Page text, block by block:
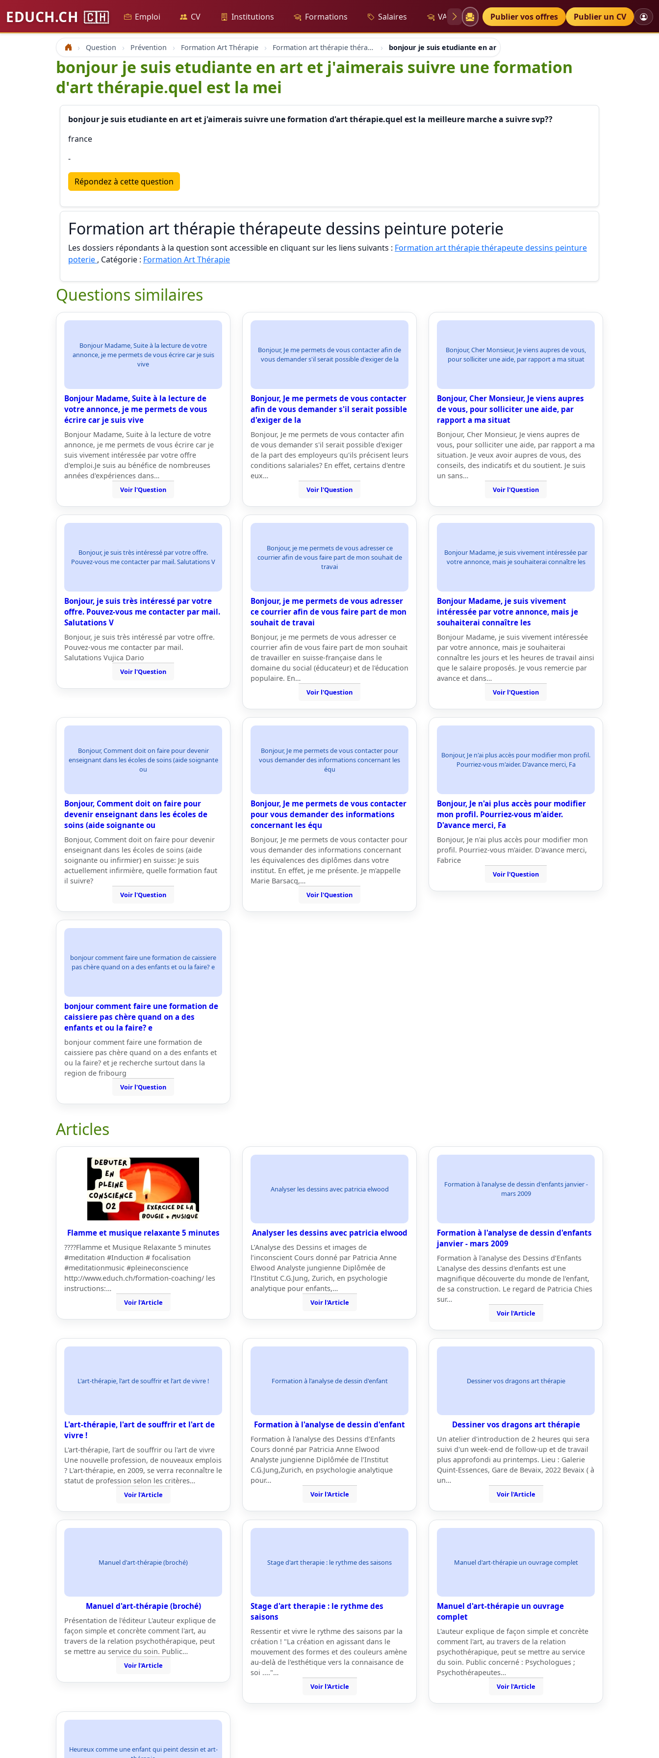
EDUCH.CH 🇨🇭 Emploi CV Institutions Formations Salaires VAE Diplômes Petites annonces
Publier vos offres Publier un CV
Accueil Question Prévention Formation Art Thérapie Formation art thérapie thérapeute dessins peinture poterie bonjour je suis etudiante en art et j'aimerais suivre une formation d'art
bonjour je suis etudiante en art et j'aimerais suivre une formation
d'art thérapie.quel est la mei
bonjour je suis etudiante en art et j'aimerais suivre une formation d'art thérapie.quel est la meilleure marche a suivre svp??
france
-
Répondez à cette question
Formation art thérapie thérapeute dessins peinture poterie
Les dossiers répondants à la question sont accessible en cliquant sur les liens suivants : Formation art thérapie thérapeute dessins peinture
poterie , Catégorie : Formation Art Thérapie
Questions similaires
Bonjour Madame, Suite à la lecture de votre
annonce, je me permets de vous écrire car je suis
vive
Bonjour Madame, Suite à la lecture de
votre annonce, je me permets de vous
écrire car je suis vive
Bonjour Madame, Suite à la lecture de votre
annonce, je me permets de vous écrire car je
suis vivement intéressée par votre offre
d'emploi.Je suis au bénéfice de nombreuses
années d'expériences dans…
Voir l'Question
Bonjour, Je me permets de vous contacter afin de
vous demander s'il serait possible d'exiger de la
Bonjour, Je me permets de vous contacter
afin de vous demander s'il serait possible
d'exiger de la
Bonjour, Je me permets de vous contacter afin
de vous demander s'il serait possible d'exiger
de la part des employeurs qu'ils précisent leurs
conditions salariales? En effet, certains d'entre
eux…
Voir l'Question
Bonjour, Cher Monsieur, Je viens aupres de vous,
pour solliciter une aide, par rapport a ma situat
Bonjour, Cher Monsieur, Je viens aupres
de vous, pour solliciter une aide, par
rapport a ma situat
Bonjour, Cher Monsieur, Je viens aupres de
vous, pour solliciter une aide, par rapport a ma
situation. Je veux avoir aupres de vous, des
conseils, des indicatifs et du soutient. Je suis
un sans…
Voir l'Question
Bonjour, je suis très intéressé par votre offre.
Pouvez-vous me contacter par mail. Salutations V
Bonjour, je suis très intéressé par votre
offre. Pouvez-vous me contacter par mail.
Salutations V
Bonjour, je suis très intéressé par votre offre.
Pouvez-vous me contacter par mail.
Salutations Vujica Dario
Voir l'Question
Bonjour, je me permets de vous adresser ce
courrier afin de vous faire part de mon souhait de
travai
Bonjour, je me permets de vous adresser
ce courrier afin de vous faire part de mon
souhait de travai
Bonjour, je me permets de vous adresser ce
courrier afin de vous faire part de mon souhait
de travailler en suisse-française dans le
domaine du social (éducateur) et de l'éducation
populaire. En…
Voir l'Question
Bonjour Madame, je suis vivement intéressée par
votre annonce, mais je souhaiterai connaître les
Bonjour Madame, je suis vivement
intéressée par votre annonce, mais je
souhaiterai connaître les
Bonjour Madame, je suis vivement intéressée
par votre annonce, mais je souhaiterai
connaître les jours et les heures de travail ainsi
que le salaire proposés. Je vous remercie par
avance et dans…
Voir l'Question
Bonjour, Comment doit on faire pour devenir
enseignant dans les écoles de soins (aide soignante
ou
Bonjour, Comment doit on faire pour
devenir enseignant dans les écoles de
soins (aide soignante ou
Bonjour, Comment doit on faire pour devenir
enseignant dans les écoles de soins (aide
soignante ou infirmier) en suisse: Je suis
actuellement infirmière, quelle formation faut
il suivre?
Voir l'Question
Bonjour, Je me permets de vous contacter pour
vous demander des informations concernant les
équ
Bonjour, Je me permets de vous contacter
pour vous demander des informations
concernant les équ
Bonjour, Je me permets de vous contacter pour
vous demander des informations concernant
les équivalences des diplômes dans votre
institut. En effet, je me présente. Je m'appelle
Marie Barsacq,…
Voir l'Question
Bonjour, Je n'ai plus accès pour modifier mon profil.
Pourriez-vous m'aider. D'avance merci, Fa
Bonjour, Je n'ai plus accès pour modifier
mon profil. Pourriez-vous m'aider.
D'avance merci, Fa
Bonjour, Je n'ai plus accès pour modifier mon
profil. Pourriez-vous m'aider. D'avance merci,
Fabrice
Voir l'Question
bonjour comment faire une formation de caissiere
pas chère quand on a des enfants et ou la faire? e
bonjour comment faire une formation de
caissiere pas chère quand on a des
enfants et ou la faire? e
bonjour comment faire une formation de
caissiere pas chère quand on a des enfants et
ou la faire? et je recherche surtout dans la
region de fribourg
Voir l'Question
Articles
Flamme et musique relaxante 5 minutes
????Flamme et Musique Relaxante 5 minutes
#meditation #Induction # focalisation
#meditationmusic #pleineconscience
http://www.educh.ch/formation-coaching/ les
instructions:…
Voir l'Article
Analyser les dessins avec patricia elwood
Analyser les dessins avec patricia elwood
L’Analyse des Dessins et images de
l’inconscient Cours donné par Patricia Anne
Elwood Analyste jungienne Diplômée de
l’Institut C.G.Jung, Zurich, en psychologie
analytique pour enfants,…
Voir l'Article
Formation à l'analyse de dessin d'enfants janvier -
mars 2009
Formation à l'analyse de dessin d'enfants
janvier - mars 2009
Formation à l'analyse des Dessins d’Enfants
L'analyse des dessins d'enfants est une
magnifique découverte du monde de l'enfant,
de sa construction. Le regard de Patricia Chies
sur…
Voir l'Article
L'art-thérapie, l'art de souffrir et l'art de vivre !
L'art-thérapie, l'art de souffrir et l'art de
vivre !
L'art-thérapie, l'art de souffrir ou l'art de vivre
Une nouvelle profession, de nouveaux emplois
? L'art-thérapie, en 2009, se verra reconnaître le
statut de profession selon les critères…
Voir l'Article
Formation à l'analyse de dessin d'enfant
Formation à l'analyse de dessin d'enfant
Formation à l'analyse des Dessins d’Enfants
Cours donné par Patricia Anne Elwood
Analyste jungienne Diplômée de l’Institut
C.G.Jung,Zurich, en psychologie analytique
pour…
Voir l'Article
Dessiner vos dragons art thérapie
Dessiner vos dragons art thérapie
Un atelier d'introduction de 2 heures qui sera
suivi d'un week-end de follow-up et de travail
plus approfondi au printemps. Lieu : Galerie
Quint-Essences, Gare de Bevaix, 2022 Bevaix ( à
un…
Voir l'Article
Manuel d'art-thérapie (broché)
Manuel d'art-thérapie (broché)
Présentation de l'éditeur L'auteur explique de
façon simple et concrète comment l'art, au
travers de la relation psychothérapique, peut
se mettre au service du soin. Public…
Voir l'Article
Stage d'art therapie : le rythme des saisons
Stage d'art therapie : le rythme des
saisons
Ressentir et vivre le rythme des saisons par la
création ! "La création en agissant dans le
mouvement des formes et des couleurs amène
au-delà de l'esthétique vers la connaisance de
soi ...."…
Voir l'Article
Manuel d'art-thérapie un ouvrage complet
Manuel d'art-thérapie un ouvrage
complet
L'auteur explique de façon simple et concrète
comment l'art, au travers de la relation
psychothérapique, peut se mettre au service
du soin. Public concerné : Psychologues ;
Psychothérapeutes…
Voir l'Article
Heureux comme une enfant qui peint dessin et art-